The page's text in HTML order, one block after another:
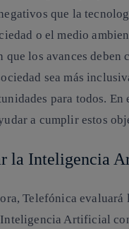
que la
o el medio
que los avances deben
sea más
para todos. En
a cumplir estos
la Inteligencia
Telefónica evaluará
Artificial